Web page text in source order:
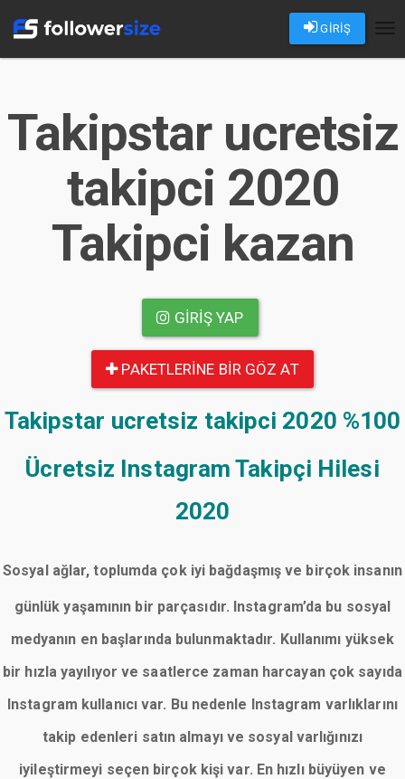
GİRİŞ
Takipstar ucretsiz
takipci 2020
Takipci kazan
GIRIŞ YAP
PAKETLERINE BIR GÖZ AT
Takipstar ucretsiz takipci 2020 %100
Ücretsiz Instagram Takipçi Hilesi
2020
Sosyal ağlar, toplumda çok iyi bağdaşmış ve birçok insanın
günlük yaşamının bir parçasıdır. Instagram’da bu sosyal
medyanın en başlarında bulunmaktadır. Kullanımı yüksek
bir hızla yayılıyor ve saatlerce zaman harcayan çok sayıda
Instagram kullanıcı var. Bu nedenle Instagram varlıklarını
takip edenleri satın almayı ve sosyal varlığınızı
iyileştirmeyi seçen birçok kişi var. En hızlı büyüyen ve